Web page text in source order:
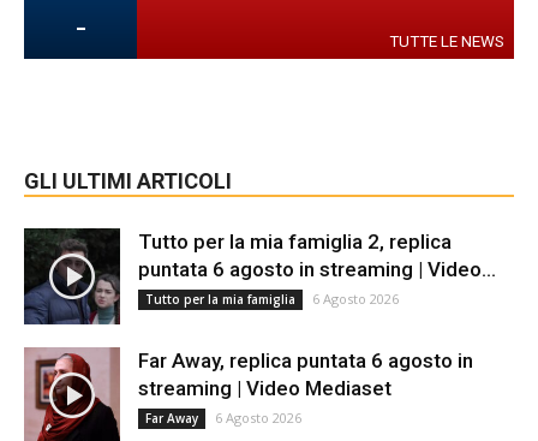
- TUTTE LE NEWS
GLI ULTIMI ARTICOLI
Tutto per la mia famiglia 2, replica
puntata 6 agosto in streaming | Video...
Tutto per la mia famiglia 6 Agosto 2026
Far Away, replica puntata 6 agosto in
streaming | Video Mediaset
Far Away 6 Agosto 2026